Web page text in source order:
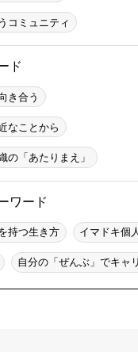
コミュニティ
ド
き合う
なことから
の「あたりまえ」
ワード
持つ生き方 イマドキ個
自分の「ぜんぶ」でキャ